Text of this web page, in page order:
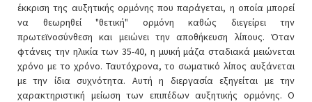
έκκριση της αυξητικής ορμόνης που παράγεται, η οποία μπορεί
να θεωρηθεί "θετική" ορμόνη καθώς διεγείρει την
πρωτεϊνοσύνθεση και μειώνει την αποθήκευση λίπους. Όταν
φτάνεις την ηλικία των 35-40, η μυική μάζα σταδιακά μειώνεται
χρόνο με το χρόνο. Ταυτόχρονα, το σωματικό λίπος αυξάνεται
με την ίδια συχνότητα. Αυτή η διεργασία εξηγείται με την
χαρακτηριστική μείωση των επιπέδων αυξητικής ορμόνης. Ο